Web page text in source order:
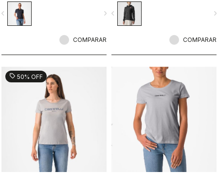
navigate_next
COMPARAR
icónica con el estilo Caste
navigate_before
COMPARAR
sell 50% OFF